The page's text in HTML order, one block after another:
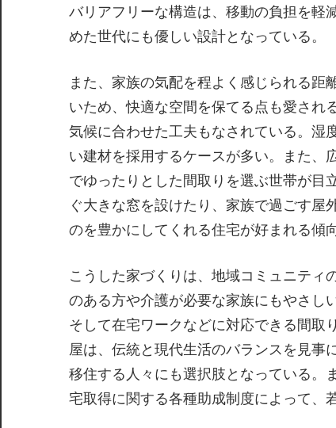
バリアフリーな構造は、移動の負担を軽
めた世代にも優しい設計となっている。
また、家族の気配を程よく感じられる
いため、快適な空間を保てる点も愛され
気候に合わせた工夫もなされている。湿
い建材を採用するケースが多い。また、
でゆったりとした間取りを選ぶ世帯が目
ぐ大きな窓を設けたり、家族で過ごす
のを豊かにしてくれる住宅が好まれる傾
こうした家づくりは、地域コミュニテ
のある方や介護が必要な家族にもやさし
そして在宅ワークなどに対応できる間
屋は、伝統と現代生活のバランスを見事
移住する人々にも選択肢となっている。
宅取得に関する各種助成制度によって、